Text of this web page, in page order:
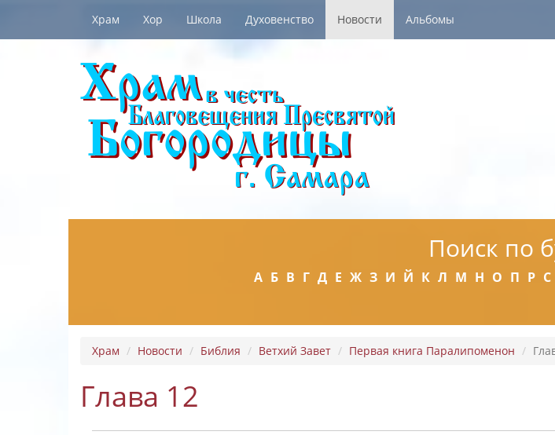
Храм Хор Школа Духовенство Новости Альбомы
Поиск по
А Б В Г Д Е Ж З И Й К Л М Н О П Р С
Храм Новости Библия Ветхий Завет Первая книга Паралипоменон
Глава 12